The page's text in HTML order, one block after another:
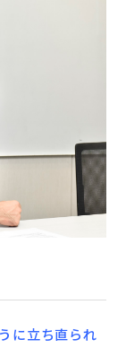
に立ち直られ